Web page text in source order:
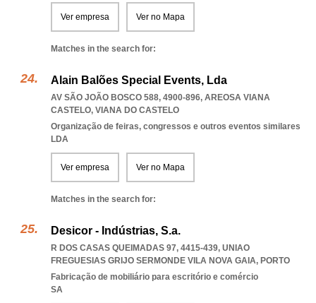
Ver empresa Ver no Mapa
Matches in the search for:
Alain Balões Special Events, Lda
AV SÃO JOÃO BOSCO 588, 4900-896, AREOSA VIANA
CASTELO, VIANA DO CASTELO
Organização de feiras, congressos e outros eventos similares
LDA
Ver empresa Ver no Mapa
Matches in the search for:
Desicor - Indústrias, S.a.
R DOS CASAS QUEIMADAS 97, 4415-439, UNIAO
FREGUESIAS GRIJO SERMONDE VILA NOVA GAIA, PORTO
Fabricação de mobiliário para escritório e comércio
SA